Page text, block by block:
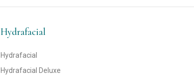
Hydrafacial
Hydrafacial
Hydrafacial Deluxe